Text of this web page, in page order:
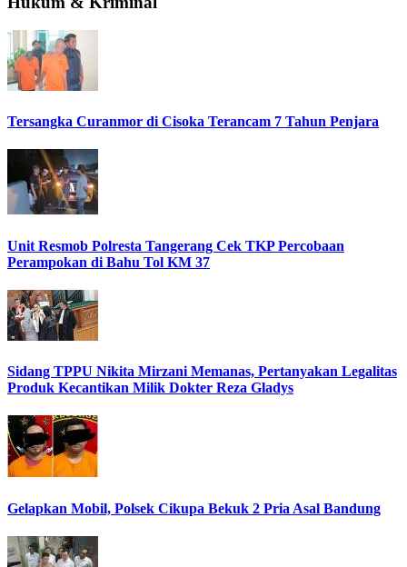
Tersangka Curanmor di Cisoka Terancam 7 Tahun Penjara
Unit Resmob Polresta Tangerang Cek TKP Percobaan
Perampokan di Bahu Tol KM 37
Sidang TPPU Nikita Mirzani Memanas, Pertanyakan Legalitas
Produk Kecantikan Milik Dokter Reza Gladys
Gelapkan Mobil, Polsek Cikupa Bekuk 2 Pria Asal Bandung